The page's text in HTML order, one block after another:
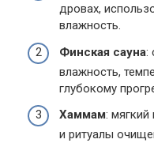
дровах,
влажность.
Финская сауна:
влажность,
глубокому
Хаммам: мягкий
и ритуалы